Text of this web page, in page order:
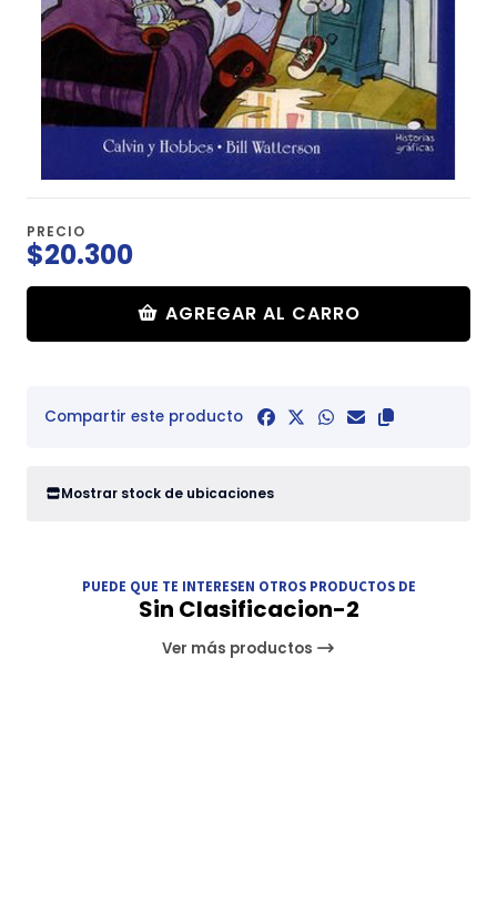
PRECIO
$20.300
AGREGAR AL CARRO
Compartir este producto
Mostrar stock de ubicaciones
PUEDE QUE TE INTERESEN OTROS PRODUCTOS DE
Sin Clasificacion-2
Ver más productos